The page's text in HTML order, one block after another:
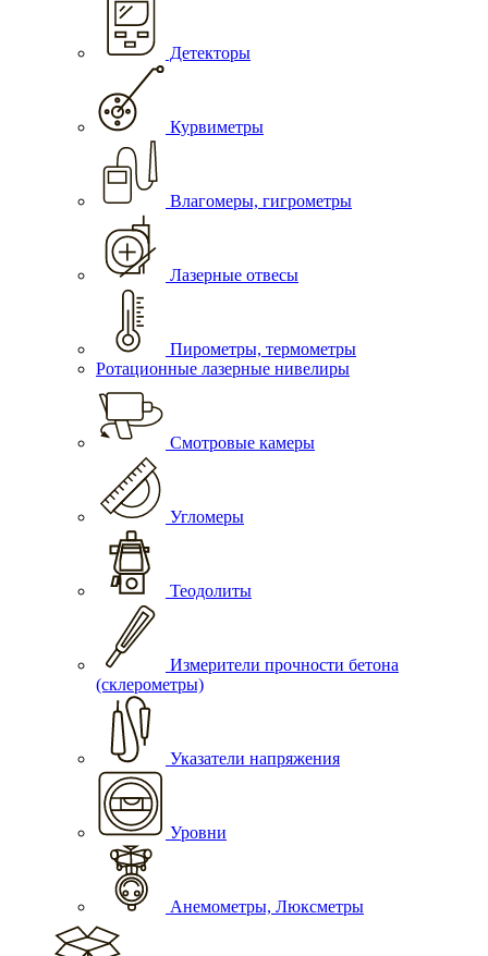
Детекторы
Курвиметры
Влагомеры, гигрометры
Лазерные отвесы
Пирометры, термометры
Ротационные лазерные нивелиры
Смотровые камеры
Угломеры
Теодолиты
Измерители прочности бетона
(склерометры)
Указатели напряжения
Уровни
Анемометры, Люксметры